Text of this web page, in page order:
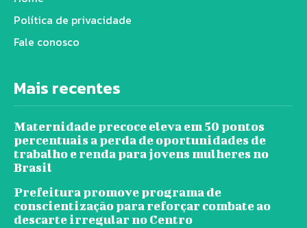
Política de privacidade
Fale conosco
Mais recentes
Maternidade precoce eleva em 50 pontos
percentuais a perda de oportunidades de
trabalho e renda para jovens mulheres no
Brasil
Prefeitura promove programa de
conscientização para reforçar combate ao
descarte irregular no Centro